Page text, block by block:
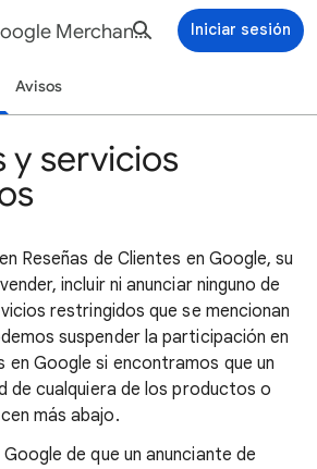
Ayuda de Google Merchant Center Iniciar sesión
Avisos
y servicios
Reseñas de Clientes en Google, su
incluir ni anunciar ninguno de
restringidos que se mencionan
suspender la participación en
en Google si encontramos que un
de cualquiera de los productos o
más abajo.
de que un anunciante de